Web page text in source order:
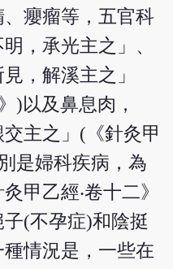
癭瘤等，五官科
，承光主之」、
，解溪主之」
)以及鼻息肉，
主之」(《針灸甲
是婦科疾病，為
甲乙經‧卷十二》
(不孕症)和陰挺
情況是，一些在